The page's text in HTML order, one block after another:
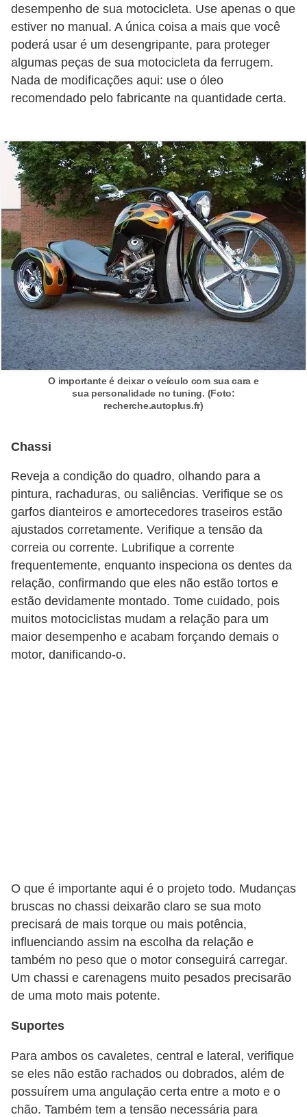
desempenho de sua motocicleta. Use apenas o que
estiver no manual. A única coisa a mais que você
poderá usar é um desengripante, para proteger
algumas peças de sua motocicleta da ferrugem.
Nada de modificações aqui: use o óleo
recomendado pelo fabricante na quantidade certa.
O importante é deixar o veículo com sua cara e
sua personalidade no tuning. (Foto:
recherche.autoplus.fr)
Chassi
Reveja a condição do quadro, olhando para a
pintura, rachaduras, ou saliências. Verifique se os
garfos dianteiros e amortecedores traseiros estão
ajustados corretamente. Verifique a tensão da
correia ou corrente. Lubrifique a corrente
frequentemente, enquanto inspeciona os dentes da
relação, confirmando que eles não estão tortos e
estão devidamente montado. Tome cuidado, pois
muitos motociclistas mudam a relação para um
maior desempenho e acabam forçando demais o
motor, danificando-o.
O que é importante aqui é o projeto todo. Mudanças
bruscas no chassi deixarão claro se sua moto
precisará de mais torque ou mais potência,
influenciando assim na escolha da relação e
também no peso que o motor conseguirá carregar.
Um chassi e carenagens muito pesados precisarão
de uma moto mais potente.
Suportes
Para ambos os cavaletes, central e lateral, verifique
se eles não estão rachados ou dobrados, além de
possuírem uma angulação certa entre a moto e o
chão. Também tem a tensão necessária para
e
r
s
R
a
l
l
e
m
a
n
u
t
e
n
S
g
u
r
a
n
ç
a
e
s